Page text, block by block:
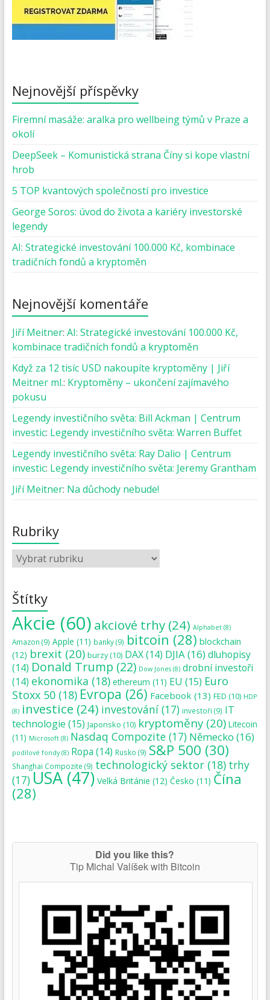
Nejnovější příspěvky
Firemní masáže: aralka pro wellbeing týmů v Praze a
okolí
DeepSeek – Komunistická strana Číny si kope vlastní
hrob
5 TOP kvantových společností pro investice
George Soros: úvod do života a kariéry investorské
legendy
AI: Strategické investování 100.000 Kč, kombinace
tradičních fondů a kryptoměn
Nejnovější komentáře
Jiří Meitner: AI: Strategické investování 100.000 Kč,
kombinace tradičních fondů a kryptoměn
Když za 12 tisíc USD nakoupíte kryptoměny | Jiří
Meitner ml.: Kryptoměny – ukončení zajímavého
pokusu
Legendy investičního světa: Bill Ackman | Centrum
investic: Legendy investičního světa: Warren Buffet
Legendy investičního světa: Ray Dalio | Centrum
investic: Legendy investičního světa: Jeremy Grantham
Jiří Meitner: Na důchody nebude!
Rubriky
Štítky
Akcie (60) akciové trhy(24) Alphabet(8)
Amazon (9) Apple (11) banky(9) bitcoin (28) blockchain
(12) brexit (20) burzy(10) DAX(14) DJIA (16)dluhopisy
(14) Donald Trump (22) Dow Jones(8) drobní investoři
(14) ekonomika (18) ethereum (11) EU (15) Euro
Stoxx 50(18) Evropa (26) Facebook (13) FED (10) HDP
(8) investice (24) investování(17) investoři (9) IT
technologie (15) Japonsko (10) kryptoměny(20) Litecoin
(11) Microsoft(8) Nasdaq Compozite(17) Německo (16)
podílové fondy(8) Ropa (14) Rusko (9) S&P 500 (30)
Shanghai Compozite (9) technologický sektor(18) trhy
(17)USA(47) Velká Británie (12) Česko (11) Čína
(28)
Did you like this?
Tip Michal Valíšek with Bitcoin